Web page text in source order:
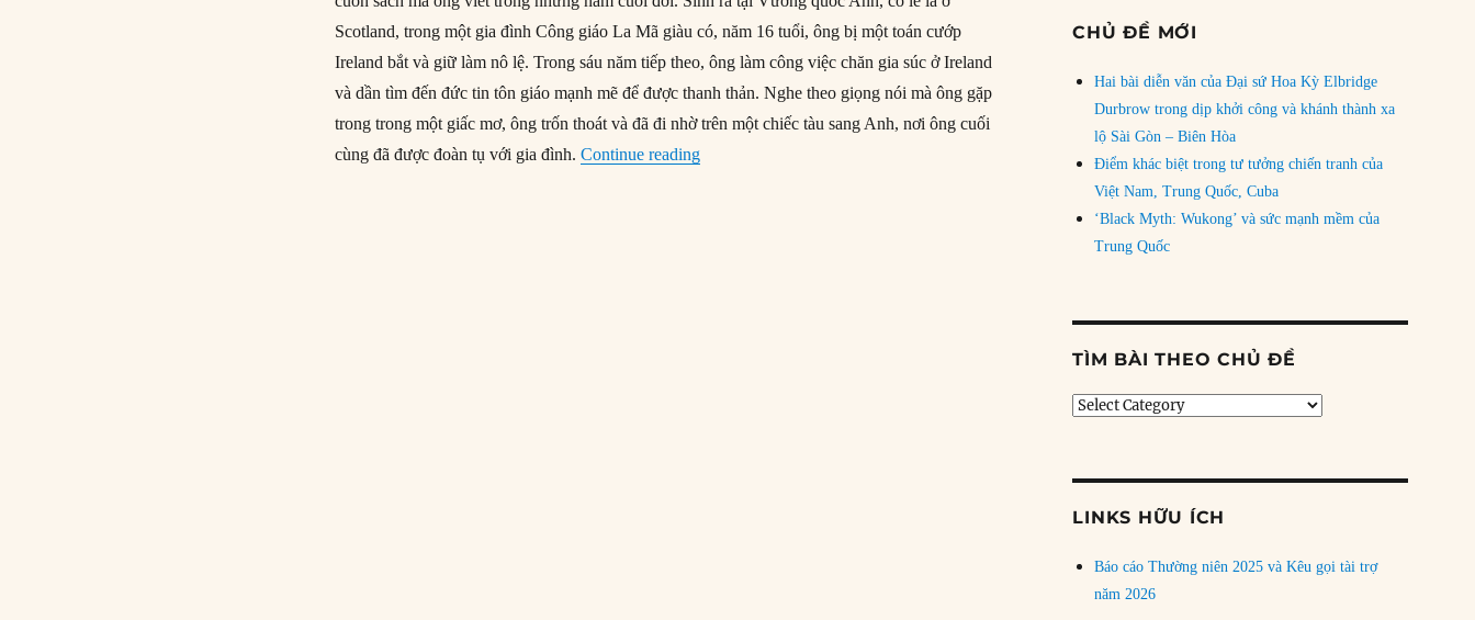
Scotland, trong một gia đình Công giáo La Mã giàu có, năm 16 tuổi, ông bị một toán cướp
Ireland bắt và giữ làm nô lệ. Trong sáu năm tiếp theo, ông làm công việc chăn gia súc ở Ireland
và dần tìm đến đức tin tôn giáo mạnh mẽ để được thanh thản. Nghe theo giọng nói mà ông gặp
trong trong một giấc mơ, ông trốn thoát và đã đi nhờ trên một chiếc tàu sang Anh, nơi ông cuối
cùng đã được đoàn tụ với gia đình.Continue reading“17/03/461: Thánh Patrick qua đời”
CHỦ ĐỀ MỚI
Hai bài diễn văn của Đại sứ Hoa Kỳ Elbridge
Durbrow trong dịp khởi công và khánh thành xa
lộ Sài Gòn – Biên Hòa
Điểm khác biệt trong tư tưởng chiến tranh của
Việt Nam, Trung Quốc, Cuba
‘Black Myth: Wukong’ và sức mạnh mềm của
Trung Quốc
TÌM BÀI THEO CHỦ ĐỀ
Tìm
LINKS HỮU ÍCH
Báo cáo Thường niên 2025 và Kêu gọi tài trợ
năm 2026